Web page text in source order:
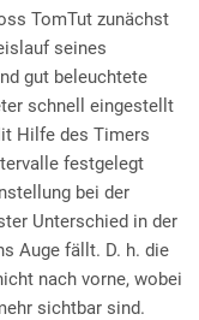
TomTut zunächst
seines
gut beleuchtete
schnell eingestellt
Hilfe des Timers
festgelegt
bei der
Unterschied in der
Auge fällt. D. h. die
nach vorne, wobei
sichtbar sind.